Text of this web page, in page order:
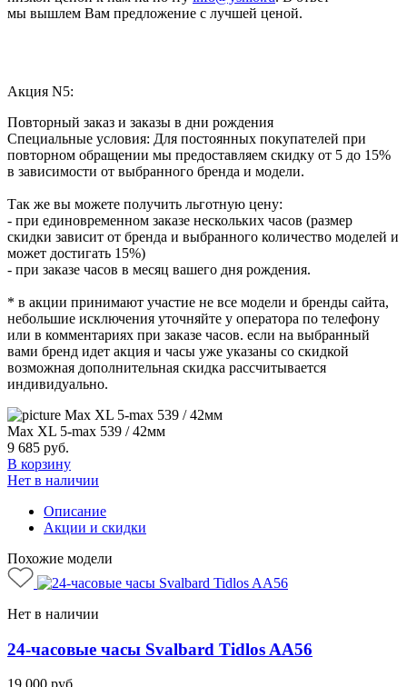
мы вышлем Вам предложение с лучшей ценой.
Акция N5:
Повторный заказ и заказы в дни рождения
Специальные условия: Для постоянных покупателей при
повторном обращении мы предоставляем скидку от 5 до 15%
в зависимости от выбранного бренда и модели.
Так же вы можете получить льготную цену:
- при единовременном заказе нескольких часов (размер
скидки зависит от бренда и выбранного количество моделей и
может достигать 15%)
- при заказе часов в месяц вашего дня рождения.
* в акции принимают участие не все модели и бренды сайта,
небольшие исключения уточняйте у оператора по телефону
или в комментариях при заказе часов. если на выбранный
вами бренд идет акция и часы уже указаны со скидкой
возможная дополнительная скидка рассчитывается
индивидуально.
Max XL 5-max 539 / 42мм
9 685 руб.
В корзину
Нет в наличии
Описание
Акции и скидки
Похожие модели
Нет в наличии
24-часовые часы Svalbard Tidlos AA56